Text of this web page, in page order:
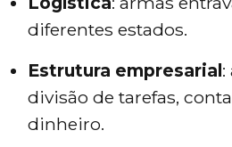
diferentes estados.
Estrutura empresarial:
divisão de tarefas,
dinheiro.